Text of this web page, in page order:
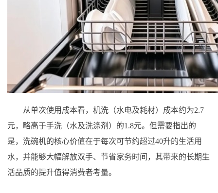
从单次使用成本看，机洗（水电及耗材）成本约为2.7
元，略高于手洗（水及洗涤剂）的1.8元。但需要指出的
是，洗碗机的核心价值在于每次可节约超过40升的生活用
水，并能够大幅解放双手、节省家务时间，其带来的长期生
活品质的提升值得消费者考量。